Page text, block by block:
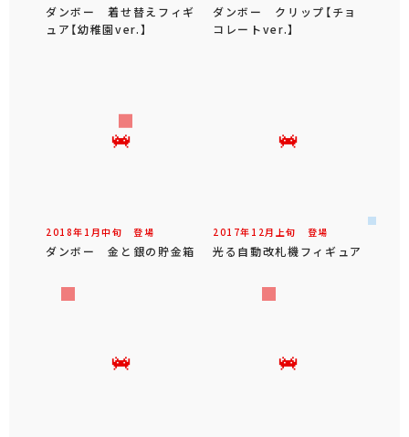
ダンボー 着せ替えフィギ
ュア【幼稚園ver.】
ダンボー クリップ【チョ
コレートver.】
2018年 1 月中旬 登場
ダンボー 金と銀の貯金箱
2017年 12 月 上旬 登場
光る自動改札機フィギュア